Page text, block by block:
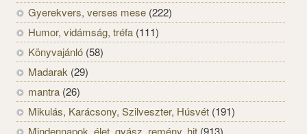
Gyerekvers, verses mese (222)
Humor, vidámság, tréfa (111)
Könyvajánló (58)
Madarak (29)
mantra (26)
Mikulás, Karácsony, Szilveszter, Húsvét (191)
Mindennapok, élet, gyász, remény, hit (913)